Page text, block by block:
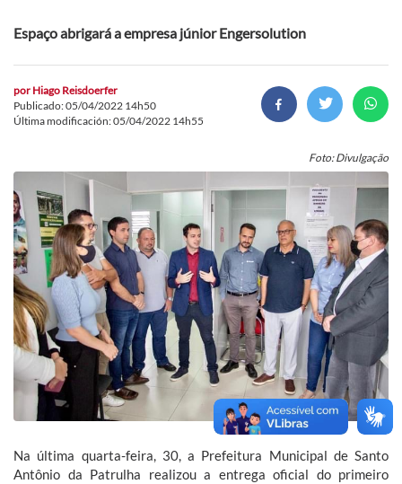
Espaço abrigará a empresa júnior Engersolution
por Hiago Reisdoerfer
Publicado: 05/04/2022 14h50
Última modificación: 05/04/2022 14h55
Foto: Divulgação
Na última quarta-feira, 30, a Prefeitura Municipal de Santo
Antônio da Patrulha realizou a entrega oficial do primeiro